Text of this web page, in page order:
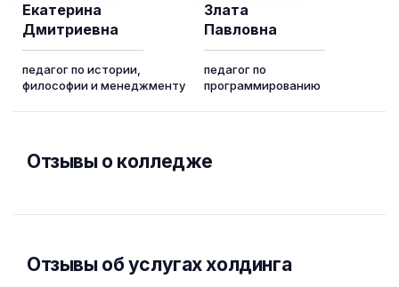
Екатерина
Дмитриевна
педагог по истории,
философии и менеджменту
Злата
Павловна
педагог по
программированию
Отзывы о колледже
Отзывы об услугах холдинга